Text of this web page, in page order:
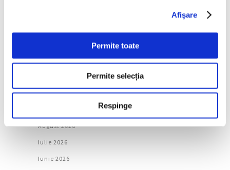
Afişare
Permite toate
Permite selecția
Respinge
Urmăreşte-ne pe
August 2026
Iulie 2026
Iunie 2026